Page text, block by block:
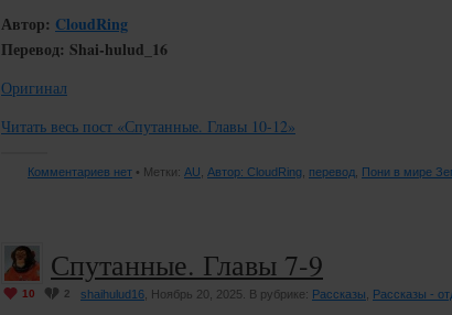
Автор: CloudRing
Перевод: Shai-hulud_16
Оригинал
Читать весь пост «Спутанные. Главы 10-12»
Комментариев нет • Метки: AU Автор: CloudRing перевод Пони в мире
Спутанные. Главы 7-9
10 2 shaihulud16 , Ноябрь 20, 2025. В рубрике: Рассказы Рассказы -